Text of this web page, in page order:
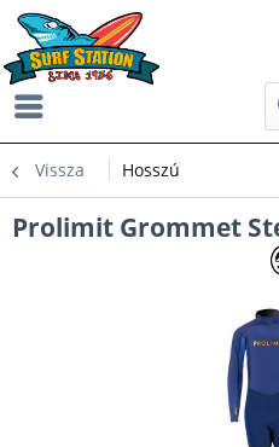
Vissza Hosszú
Prolimit Grommet